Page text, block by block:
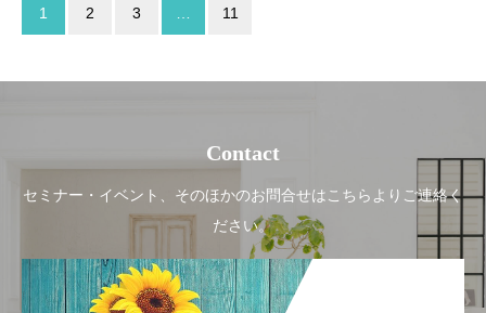
1 2 3 11
Contact
セミナー・イベント、そのほかのお問合せはこちらよりご連絡く
ださい。